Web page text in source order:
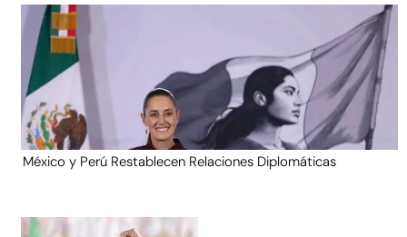
México y Perú Restablecen Relaciones Diplomáticas